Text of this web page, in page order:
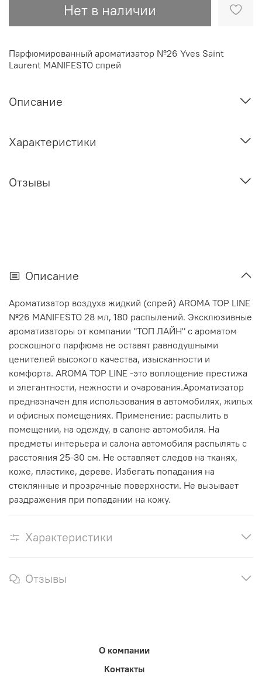
Нет в наличии
Парфюмированный ароматизатор №26 Yves Saint
Laurent MANIFESTO спрей
Описание
Характеристики
Отзывы
Описание
Ароматизатор воздуха жидкий (спрей) AROMA TOP LINE
№26 MANIFESTO 28 мл, 180 распылений. Эксклюзивные
ароматизаторы от компании "ТОП ЛАЙН" с ароматом
роскошного парфюма не оставят равнодушными
ценителей высокого качества, изысканности и
комфорта. AROMA TOP LINE -это воплощение престижа
и элегантности, нежности и очарования.Ароматизатор
предназначен для использования в автомобилях, жилых
и офисных помещениях. Применение: распылить в
помещении, на одежду, в салоне автомобиля. На
предметы интерьера и салона автомобиля распылять с
расстояния 25-30 см. Не оставляет следов на тканях,
коже, пластике, дереве. Избегать попадания на
стеклянные и прозрачные поверхности. Не вызывает
раздражения при попадании на кожу.
Характеристики
Отзывы
О компании
Контакты